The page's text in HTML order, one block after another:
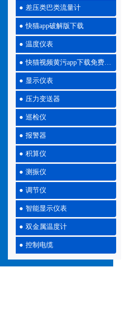
差压类巴类流量计
快猫app破解版下载
温度仪表
快猫视频黄污app下载免费大全
显示仪表
压力变送器
巡检仪
报警器
积算仪
测振仪
调节仪
智能显示仪表
双金属温度计
控制电缆